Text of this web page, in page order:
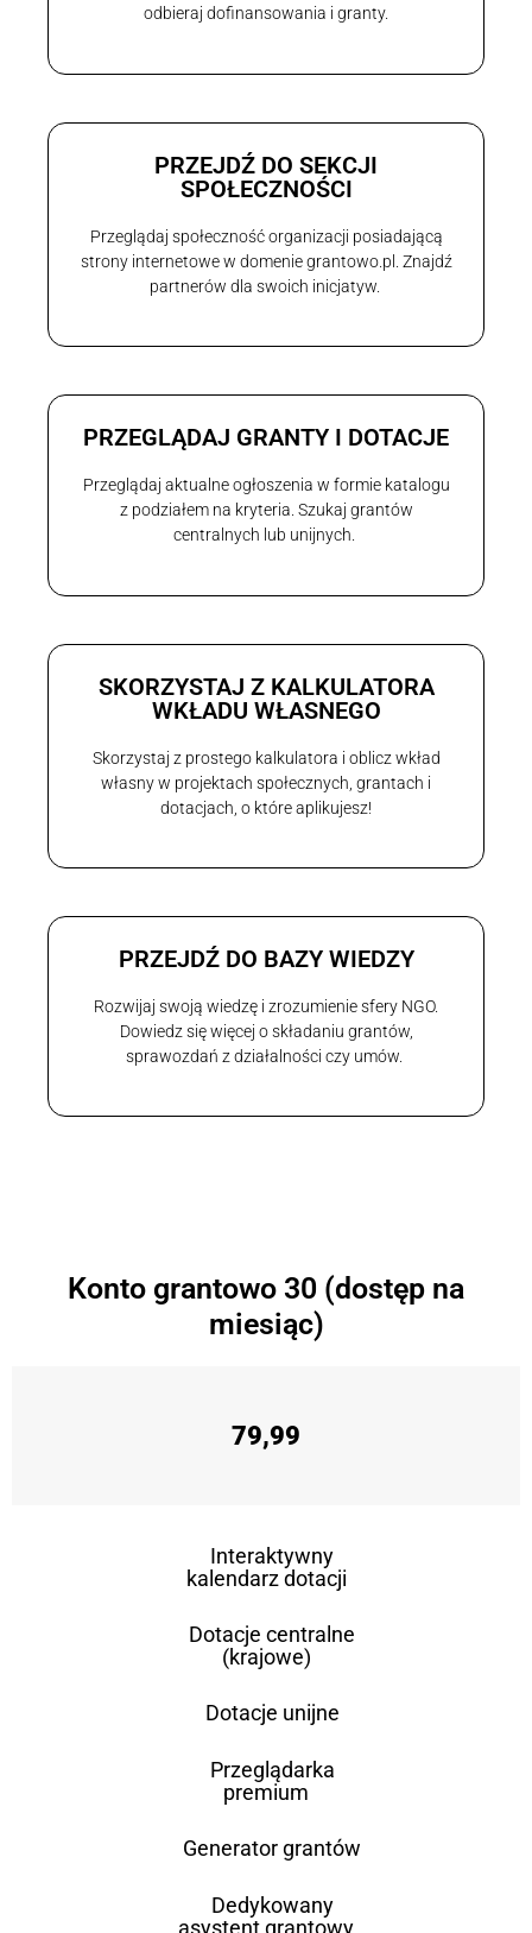
odbieraj dofinansowania i granty.
PRZEJDŹ DO SEKCJI
SPOŁECZNOŚCI
Przeglądaj społeczność organizacji posiadającą
strony internetowe w domenie grantowo.pl. Znajdź
partnerów dla swoich inicjatyw.
PRZEGLĄDAJ GRANTY I DOTACJE
Przeglądaj aktualne ogłoszenia w formie katalogu
z podziałem na kryteria. Szukaj grantów
centralnych lub unijnych.
SKORZYSTAJ Z KALKULATORA
WKŁADU WŁASNEGO
Skorzystaj z prostego kalkulatora i oblicz wkład
własny w projektach społecznych, grantach i
dotacjach, o które aplikujesz!
PRZEJDŹ DO BAZY WIEDZY
Rozwijaj swoją wiedzę i zrozumienie sfery NGO.
Dowiedz się więcej o składaniu grantów,
sprawozdań z działalności czy umów.
Konto grantowo 30 (dostęp na
miesiąc)
79,99
Interaktywny
kalendarz dotacji
Dotacje centralne
(krajowe)
Dotacje unijne
Przeglądarka
premium
Generator grantów
Dedykowany